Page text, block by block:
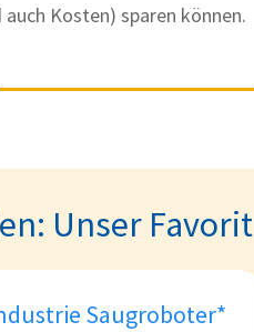
Kosten) sparen können.
Unser Favorit
Saugroboter*